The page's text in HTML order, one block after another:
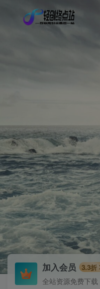
加入会员 3.3折
全站资源免费下载